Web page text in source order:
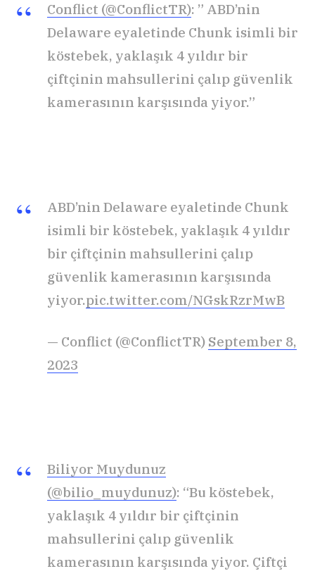
Conflict (@ConflictTR): ” ABD’nin
Delaware eyaletinde Chunk isimli bir
köstebek, yaklaşık 4 yıldır bir
çiftçinin mahsullerini çalıp güvenlik
kamerasının karşısında yiyor.”
ABD’nin Delaware eyaletinde Chunk
isimli bir köstebek, yaklaşık 4 yıldır
bir çiftçinin mahsullerini çalıp
güvenlik kamerasının karşısında
yiyor.pic.twitter.com/NGskRzrMwB
— Conflict (@ConflictTR) September 8,
2023
Biliyor Muydunuz
(@bilio_muydunuz): “Bu köstebek,
yaklaşık 4 yıldır bir çiftçinin
mahsullerini çalıp güvenlik
kamerasının karşısında yiyor. Çiftçi